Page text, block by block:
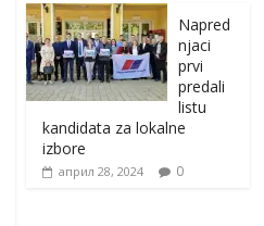
Napred
njaci
prvi
predali
listu
kandidata za lokalne
izbore
април 28, 2024 0